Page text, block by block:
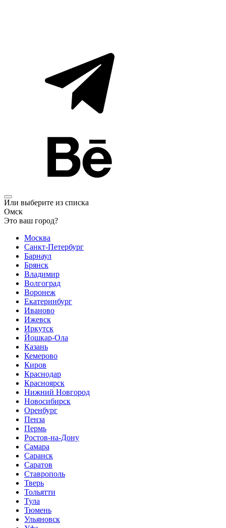
Или выберите из списка
Омск
Это ваш город?
Москва
Санкт-Петербург
Барнаул
Брянск
Владимир
Волгоград
Воронеж
Екатеринбург
Иваново
Ижевск
Иркутск
Йошкар-Ола
Казань
Кемерово
Киров
Краснодар
Красноярск
Нижний Новгород
Новосибирск
Оренбург
Пенза
Пермь
Ростов-на-Дону
Самара
Саранск
Саратов
Ставрополь
Тверь
Тольятти
Тула
Тюмень
Ульяновск